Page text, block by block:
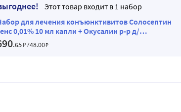
Этот товар входит в 1 набор
для лечения конъюнктивитов Солосептин
0,01% 10 мл капли + Окусалин р-р д/
глаз 3% 2 мл №10 юнидоз
.65₽748.00₽